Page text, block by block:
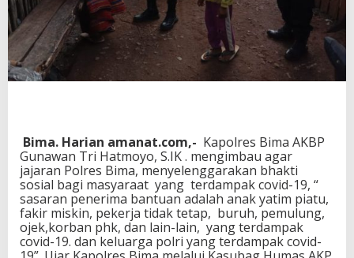
g
i
S
e
m
b
Bima. Harian amanat.com,- Kapolres Bima AKBP
Gunawan Tri Hatmoyo, S.IK . mengimbau agar
jajaran Polres Bima, menyelenggarakan bhakti
sosial bagi masyaraat yang terdampak covid-19, “
sasaran penerima bantuan adalah anak yatim piatu,
fakir miskin, pekerja tidak tetap, buruh, pemulung,
ojek,korban phk, dan lain-lain, yang terdampak
covid-19. dan keluarga polri yang terdampak covid-